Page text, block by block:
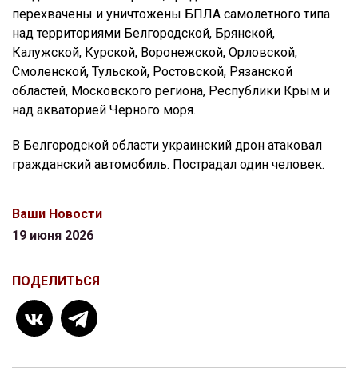
перехвачены и уничтожены БПЛА самолетного типа
над территориями Белгородской, Брянской,
Калужской, Курской, Воронежской, Орловской,
Смоленской, Тульской, Ростовской, Рязанской
областей, Московского региона, Республики Крым и
над акваторией Черного моря.
В Белгородской области украинский дрон атаковал
гражданский автомобиль. Пострадал один человек.
Ваши Новости
19 июня 2026
ПОДЕЛИТЬСЯ